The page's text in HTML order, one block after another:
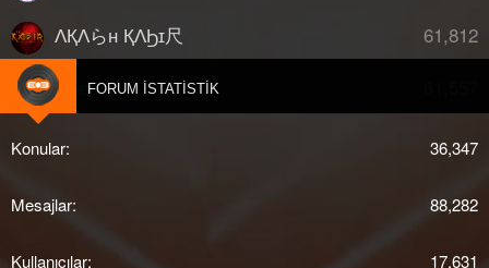
61,812
ΛҚΛらн ҚΛϦɪ尺
djberkFORUM İSTATISTIK
Konular 36,347
Mesajlar 88,282
Kullanıcılar 17,631